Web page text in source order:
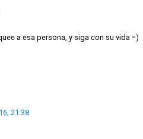
a esa persona, y siga con su vida =)
21:38